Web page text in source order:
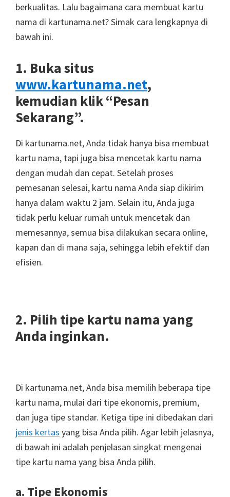
berkualitas. Lalu bagaimana cara membuat kartu
nama di kartunama.net? Simak cara lengkapnya di
bawah ini.
1. Buka situs
www.kartunama.net,
kemudian klik “Pesan
Sekarang”.
Di kartunama.net, Anda tidak hanya bisa membuat
kartu nama, tapi juga bisa mencetak kartu nama
dengan mudah dan cepat. Setelah proses
pemesanan selesai, kartu nama Anda siap dikirim
hanya dalam waktu 2 jam. Selain itu, Anda juga
tidak perlu keluar rumah untuk mencetak dan
memesannya, semua bisa dilakukan secara online,
kapan dan di mana saja, sehingga lebih efektif dan
efisien.
2. Pilih tipe kartu nama yang
Anda inginkan.
Di kartunama.net, Anda bisa memilih beberapa tipe
kartu nama, mulai dari tipe ekonomis, premium,
dan juga tipe standar. Ketiga tipe ini dibedakan dari
jenis kertas yang bisa Anda pilih. Agar lebih jelasnya,
di bawah ini adalah penjelasan singkat mengenai
tipe kartu nama yang bisa Anda pilih.
a. Tipe Ekonomis